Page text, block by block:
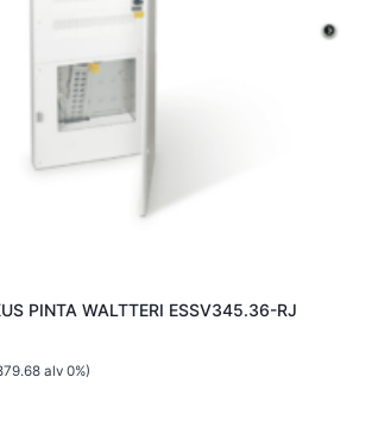
PINTA WALTTERI ESSV345.36-RJ
alv 0%)